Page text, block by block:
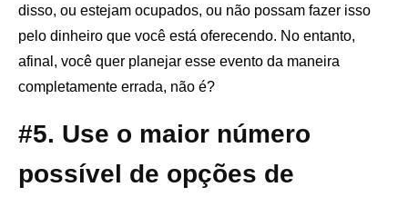
disso, ou estejam ocupados, ou não possam fazer isso
pelo dinheiro que você está oferecendo. No entanto,
afinal, você quer planejar esse evento da maneira
completamente errada, não é?
#5. Use o maior número
possível de opções de